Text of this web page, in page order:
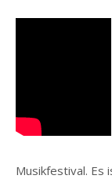
Musikfestival. Es